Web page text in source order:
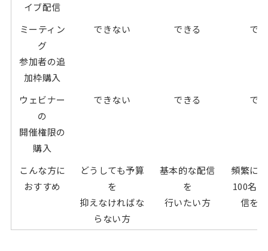
イブ配信
ミーティン
グ
参加者の追
加枠購入
できない できる で
ウェビナー
の
開催権限の
購入
できない できる で
こんな方に
おすすめ
どうしても予算
を
抑えなければな
らない方
基本的な配信
を
行いたい方
頻繁に
100名
信を